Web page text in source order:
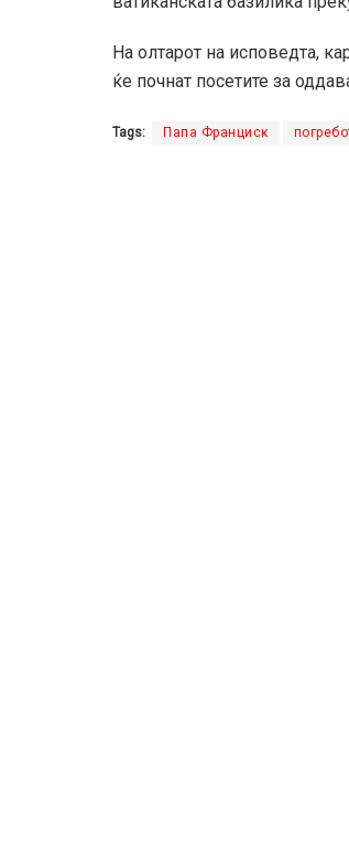
На олтарот на исповедта,
ќе почнат посетите за
Tags: Папа Франциск